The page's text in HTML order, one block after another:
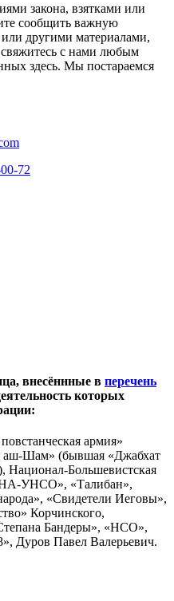
закона, взятками или
сообщить важную
другими материалами,
с нами любым
здесь. Мы постараемся
72
внесённные в перечень
которых
армия»
Шам» (бывшая «Джабхат
Национал-Большевистская
УНСО», «Талибан»,
«Свидетели Иеговы»,
Корчинского,
Бандеры», «НСО»,
Дуров Павел Валерьевич.